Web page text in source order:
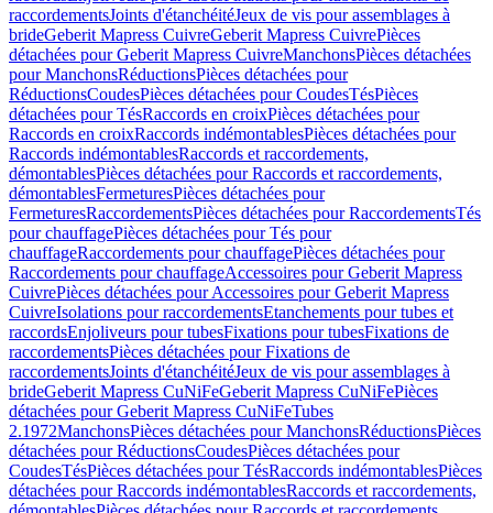
raccordementsJoints d'étanchéitéJeux de vis pour assemblages à
brideGeberit Mapress CuivreGeberit Mapress CuivrePièces
détachées pour Geberit Mapress CuivreManchonsPièces détachées
pour ManchonsRéductionsPièces détachées pour
RéductionsCoudesPièces détachées pour CoudesTésPièces
détachées pour TésRaccords en croixPièces détachées pour
Raccords en croixRaccords indémontablesPièces détachées pour
Raccords indémontablesRaccords et raccordements,
démontablesPièces détachées pour Raccords et raccordements,
démontablesFermeturesPièces détachées pour
FermeturesRaccordementsPièces détachées pour RaccordementsTés
pour chauffagePièces détachées pour Tés pour
chauffageRaccordements pour chauffagePièces détachées pour
Raccordements pour chauffageAccessoires pour Geberit Mapress
CuivrePièces détachées pour Accessoires pour Geberit Mapress
CuivreIsolations pour raccordementsEtanchements pour tubes et
raccordsEnjoliveurs pour tubesFixations pour tubesFixations de
raccordementsPièces détachées pour Fixations de
raccordementsJoints d'étanchéitéJeux de vis pour assemblages à
brideGeberit Mapress CuNiFeGeberit Mapress CuNiFePièces
détachées pour Geberit Mapress CuNiFeTubes
2.1972ManchonsPièces détachées pour ManchonsRéductionsPièces
détachées pour RéductionsCoudesPièces détachées pour
CoudesTésPièces détachées pour TésRaccords indémontablesPièces
détachées pour Raccords indémontablesRaccords et raccordements,